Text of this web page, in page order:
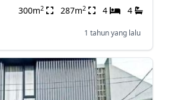
300m2 287m2 4 4
1 tahun yang lalu